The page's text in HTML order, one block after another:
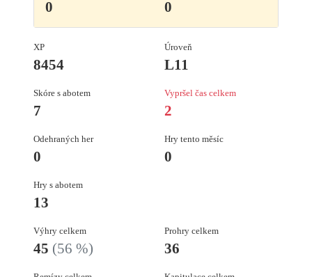
0 0
XP
8454
Úroveň
L11
Skóre s abotem
7
Vypršel čas celkem
2
Odehraných her
0
Hry tento měsíc
0
Hry s abotem
13
Výhry celkem
45 (56 %)
Prohry celkem
36